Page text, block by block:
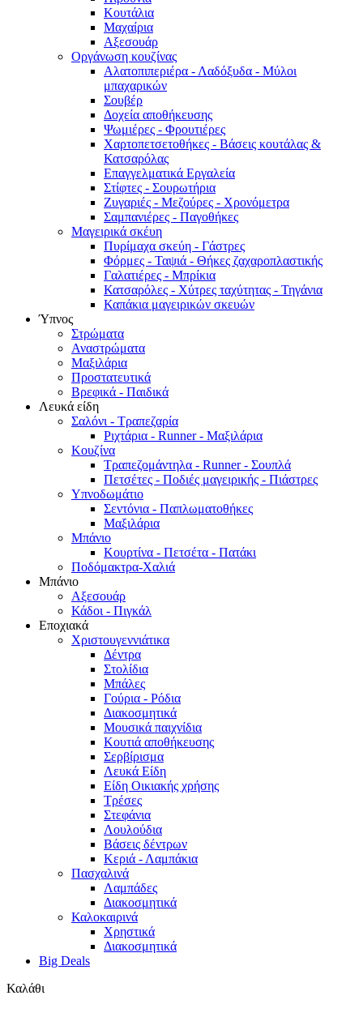
Κουτάλια
Μαχαίρια
Αξεσουάρ
Οργάνωση κουζίνας
Αλατοπιπεριέρα - Λαδόξυδα - Μύλοι
μπαχαρικών
Σουβέρ
Δοχεία αποθήκευσης
Ψωμιέρες - Φρουτιέρες
Χαρτοπετσετοθήκες - Βάσεις κουτάλας &
Κατσαρόλας
Επαγγελματικά Εργαλεία
Στίφτες - Σουρωτήρια
Ζυγαριές - Μεζούρες - Χρονόμετρα
Σαμπανιέρες - Παγοθήκες
Μαγειρικά σκέυη
Πυρίμαχα σκεύη - Γάστρες
Φόρμες - Ταψιά - Θήκες ζαχαροπλαστικής
Γαλατιέρες - Μπρίκια
Κατσαρόλες - Χύτρες ταχύτητας - Τηγάνια
Καπάκια μαγειρικών σκευών
Ύπνος
Στρώματα
Αναστρώματα
Μαξιλάρια
Προστατευτικά
Βρεφικά - Παιδικά
Λευκά είδη
Σαλόνι - Τραπεζαρία
Ριχτάρια - Runner - Μαξιλάρια
Κουζίνα
Τραπεζομάντηλα - Runner - Σουπλά
Πετσέτες - Ποδιές μαγειρικής - Πιάστρες
Υπνοδωμάτιο
Σεντόνια - Παπλωματοθήκες
Μαξιλάρια
Μπάνιο
Κουρτίνα - Πετσέτα - Πατάκι
Ποδόμακτρα-Χαλιά
Μπάνιο
Αξεσουάρ
Κάδοι - Πιγκάλ
Εποχιακά
Χριστουγεννιάτικα
Δέντρα
Στολίδια
Μπάλες
Γούρια - Ρόδια
Διακοσμητικά
Μουσικά παιχνίδια
Κουτιά αποθήκευσης
Σερβίρισμα
Λευκά Είδη
Είδη Οικιακής χρήσης
Τρέσες
Στεφάνια
Λουλούδια
Βάσεις δέντρων
Κεριά - Λαμπάκια
Πασχαλινά
Λαμπάδες
Διακοσμητικά
Καλοκαιρινά
Χρηστικά
Διακοσμητικά
Big Deals
Καλάθι